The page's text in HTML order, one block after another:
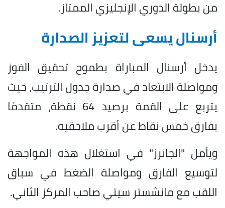
من بطولة الدوري الإنجليزي الممتاز.
أرسنال يسعى لتعزيز الصدارة
يدخل أرسنال المباراة بطموح تحقيق الفوز
ومواصلة الابتعاد في صدارة جدول الترتيب، حيث
يتربع على القمة برصيد 64 نقطة، متقدمًا
بفارق خمس نقاط عن أقرب ملاحقيه.
ويأمل "الجانرز" في استغلال هذه المواجهة
لتوسيع الفارق ومواصلة الضغط في سباق
اللقب مع مانشستر سيتي صاحب المركز الثاني.